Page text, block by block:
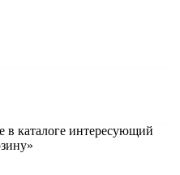
в каталоге интересующий